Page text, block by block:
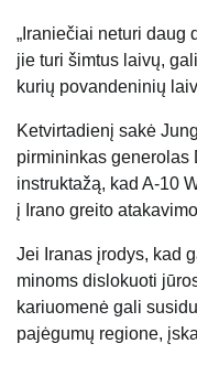
„Iraniečiai neturi daug
jie turi šimtus laivų,
kurių povandeninių
Ketvirtadienį sakė
pirmininkas generolas
instruktažą, kad A-10
į Irano greito
Jei Iranas įrodys, kad
minoms dislokuoti
kariuomenė gali
pajėgumų regione,